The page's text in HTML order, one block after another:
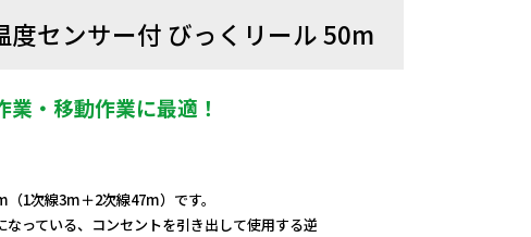
度センサー付 びっくリール 50m
・移動作業に最適！
1次線3m＋2次線47m）です。
なっている、コンセントを引き出して使用する逆